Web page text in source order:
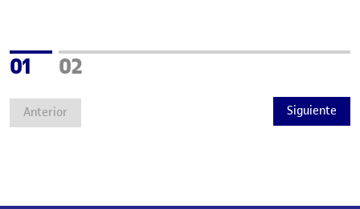
Anterior
Página
01 Página
02
Siguiente